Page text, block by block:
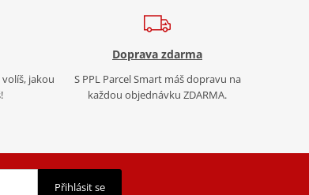
volíš, jakou
Doprava zdarma
S PPL Parcel Smart máš dopravu na
každou objednávku ZDARMA.
Přihlásit se